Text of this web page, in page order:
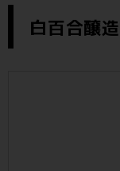
白百合醸造